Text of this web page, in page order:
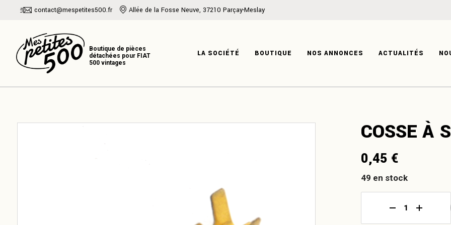
contact@mespetites500.fr Allée de la Fosse Neuve, 37210 Parçay-Meslay
LA SOCIÉTÉ BOUTIQUE NOS ANNONCES ACTUALITÉS
NOTRE EXPERTISE
HABITACLE
COSSE À
0,45 €
49 en stock
Cosse à sertir